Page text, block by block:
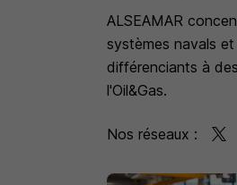
ALSEAMAR
systèmes navals
différenciants à
l'Oil&Gas.
Nos réseaux :